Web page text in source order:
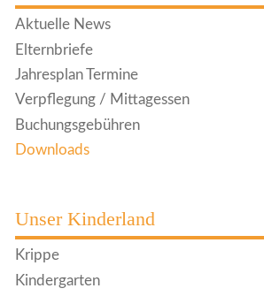
Aktuelle News
Elternbriefe
Jahresplan Termine
Verpflegung / Mittagessen
Buchungsgebühren
Downloads
Unser Kinderland
Krippe
Kindergarten